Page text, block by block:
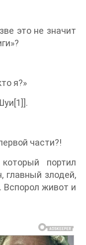
это не значит
я?»
части?!
портил
главный злодей,
Вспорол живот и